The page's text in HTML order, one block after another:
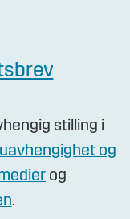
stilling i
og
og
.